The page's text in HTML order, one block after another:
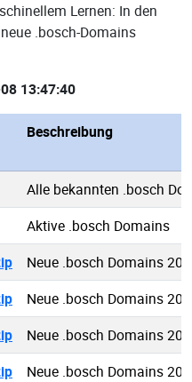
Lernen: In den
neue .bosch-Domains
13:47:40
Beschreibung
Alle bekannten .bosch
Aktive .bosch Domains
Neue .bosch Domains
Neue .bosch Domains
Neue .bosch Domains
Neue .bosch Domains